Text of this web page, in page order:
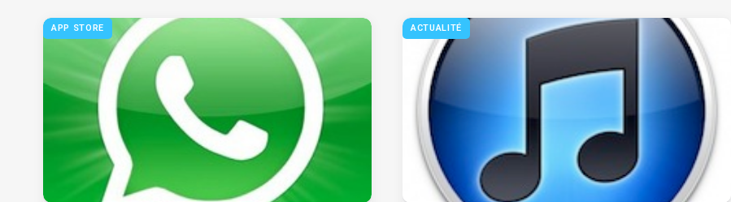
APP STORE ACTUALITÉ